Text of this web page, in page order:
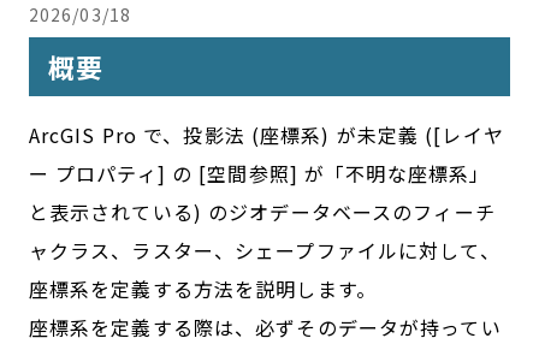
2026/03/18
概要
ArcGIS Pro で、投影法 (座標系) が未定義 ([レイヤ
ー プロパティ] の [空間参照] が「不明な座標系」
と表示されている) のジオデータベースのフィーチ
ャクラス、ラスター、シェープファイルに対して、
座標系を定義する方法を説明します。
座標系を定義する際は、必ずそのデータが持ってい